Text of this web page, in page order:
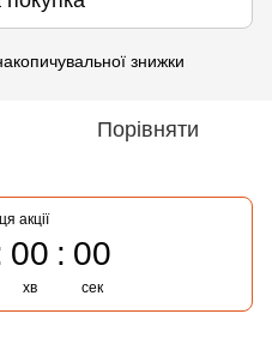
знижки
Порівняти
акції
00
хв
00
сек